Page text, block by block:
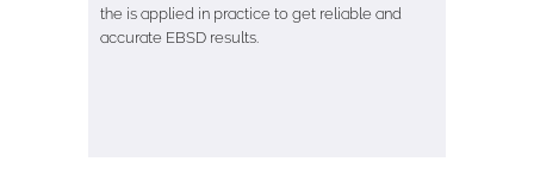
the is applied in practice to get reliable and
accurate EBSD results.